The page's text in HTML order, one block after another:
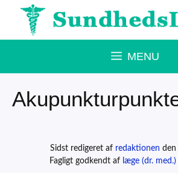
Hop
MENU
Sidst redigeret af redaktionen den
Fagligt godkendt af læge (dr.